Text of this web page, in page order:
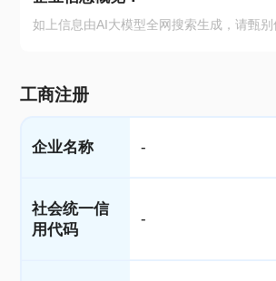
如上信息由AI大模型全网搜索生成，请甄别
工商注册
企业名称 -
社会统一信
用代码
-